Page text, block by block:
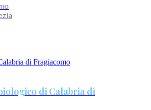
di Calabria di